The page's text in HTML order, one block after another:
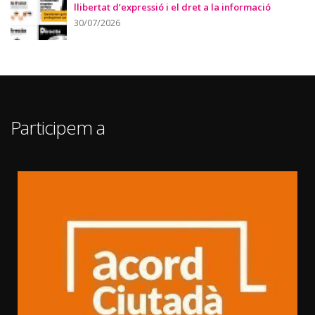
llibertat d’expressió i el dret a la informació
30/07/2026
Participem a